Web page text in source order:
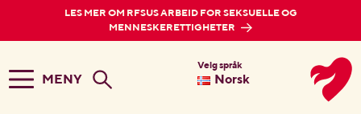
LES MER OM RFSUS ARBEID FOR SEKSUELLE OG
MENNESKERETTIGHETER
MENY
Velg språk
Norsk